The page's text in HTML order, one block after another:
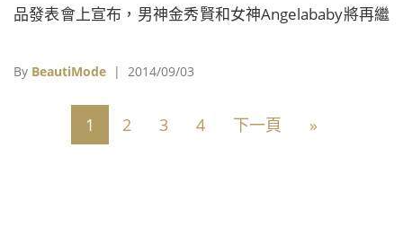
品發表會上宣布，男神金秀賢和女神Angelababy將再繼
By BeautiMode | 2014/09/03
1 2 3 4 下一頁 »